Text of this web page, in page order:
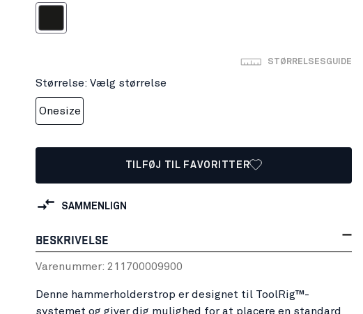
STØRRELSESGUIDE
Størrelse: Vælg størrelse
Onesize
TILFØJ TIL FAVORITTER
SAMMENLIGN
BESKRIVELSE
Varenummer: 211700009900
Denne hammerholderstrop er designet til ToolRig™-
systemet og giver dig mulighed for at placere en standard